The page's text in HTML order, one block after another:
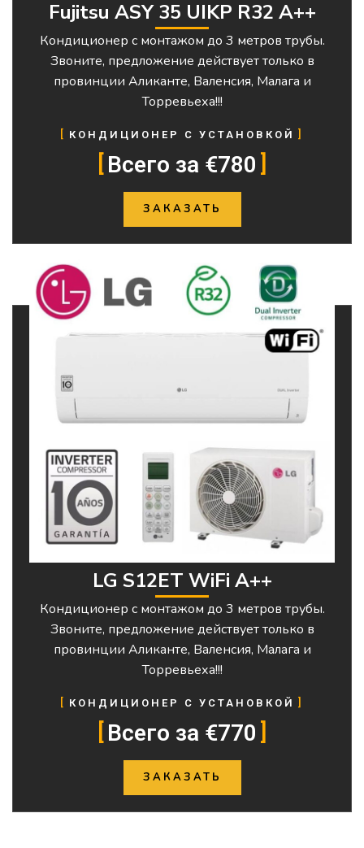
Fujitsu ASY 35 UIKP R32 A++
Кондиционер с монтажом до 3 метров трубы.
Звоните, предложение действует только в
провинции Аликанте, Валенсия, Малага и
Торревьеха!!!
КОНДИЦИОНЕР С УСТАНОВКОЙ
Всего за €780
ЗАКАЗАТЬ
LG S12ET WiFi A++
Кондиционер с монтажом до 3 метров трубы.
Звоните, предложение действует только в
провинции Аликанте, Валенсия, Малага и
Торревьеха!!!
КОНДИЦИОНЕР С УСТАНОВКОЙ
Всего за €770
ЗАКАЗАТЬ